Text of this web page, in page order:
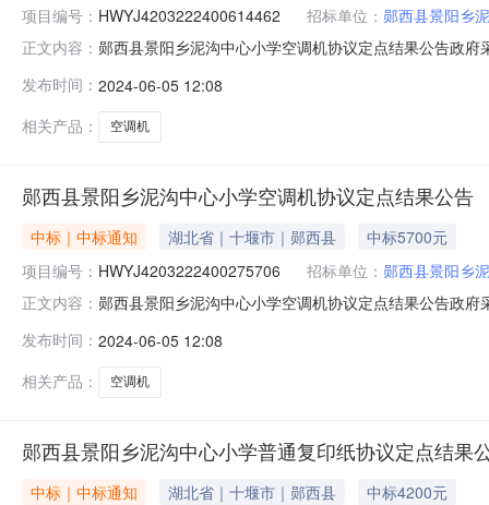
项目编号： HWYJ4203222400614462 招标单位： 郧西县景阳乡
正文内容： 郧西县景阳乡泥沟中心小学空调机协议定点结果公告政
标的：序号商品名称品目品牌型号数量商城最低价单价
发布时间： 2024-06-05 12:08
相关产品：
空调机
郧西县景阳乡泥沟中心小学空调机协议定点结果公告
中标｜中标通知 湖北省｜十堰市｜郧西县
中标5700元
项目编号： HWYJ4203222400275706 招标单位： 郧西县景阳乡
正文内容： 郧西县景阳乡泥沟中心小学空调机协议定点结果公告政
标的：序号商品名称品目品牌型号数量商城最低价单价
发布时间： 2024-06-05 12:08
相关产品：
空调机
郧西县景阳乡泥沟中心小学普通复印纸协议定点结果
中标｜中标通知 湖北省｜十堰市｜郧西县
中标4200元